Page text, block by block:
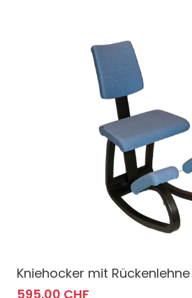
Kniehocker mit Rückenlehne
595.00 CHF